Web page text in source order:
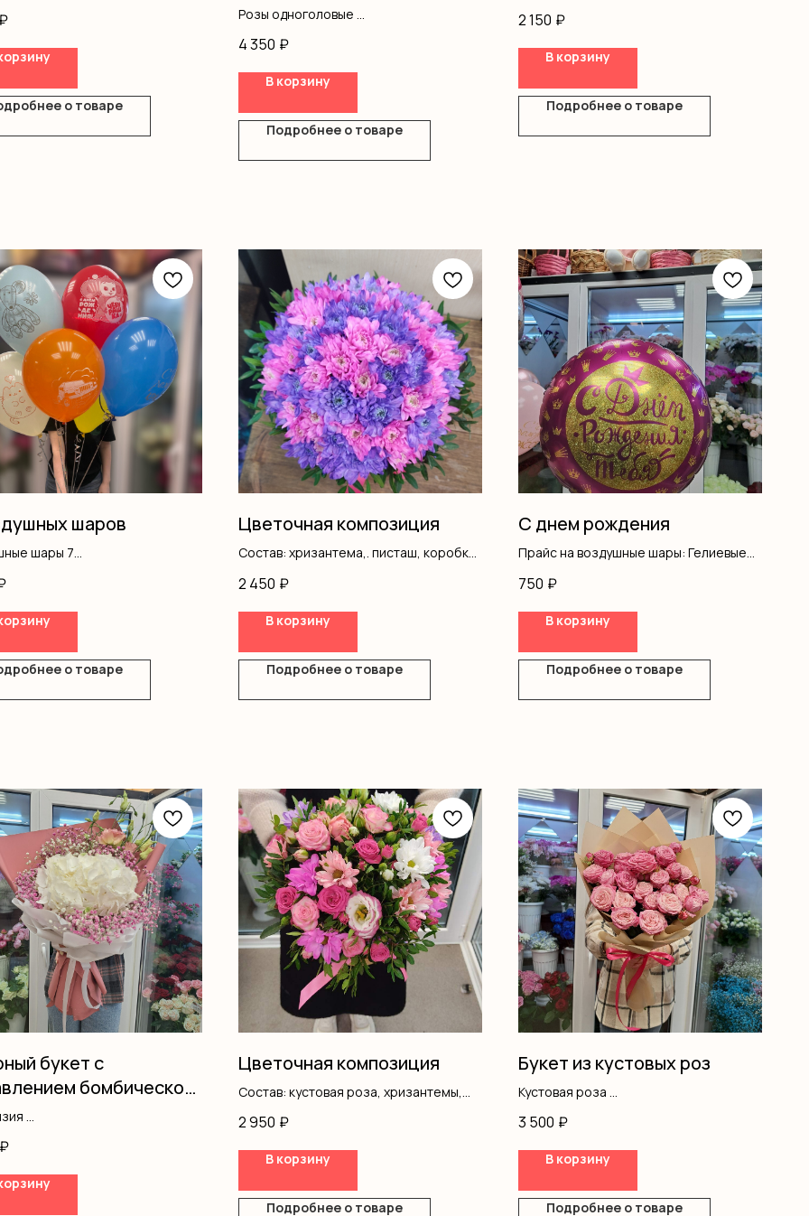
роза
₽
о товаре
Розы одноголовые
4 350 ₽
В корзину
Подробнее о товаре
Писташ
Оазис
Коробка
2 150 ₽
В корзину
Подробнее о товаре
шаров
шары 7
о товаре
Цветочная композиция
Состав: хризантема,. писташ, коробка,
2 450 ₽
В корзину
Подробнее о товаре
С днем рождения
Прайс на воздушные шары: Гелиевые
шары метализированные - 145 ₽.
Фольгированные
шары(звезды,сердца) - 450 ₽.
450-650 ₽. Фольгированные шары
750 ₽
В корзину
Подробнее о товаре
букет с
бомбической
₽
Цветочная композиция
Состав: кустовая роза, хризантемы,
2 950 ₽
В корзину
Подробнее о товаре
Букет из кустовых роз
Кустовая роза
3 500 ₽
В корзину
Подробнее о товаре